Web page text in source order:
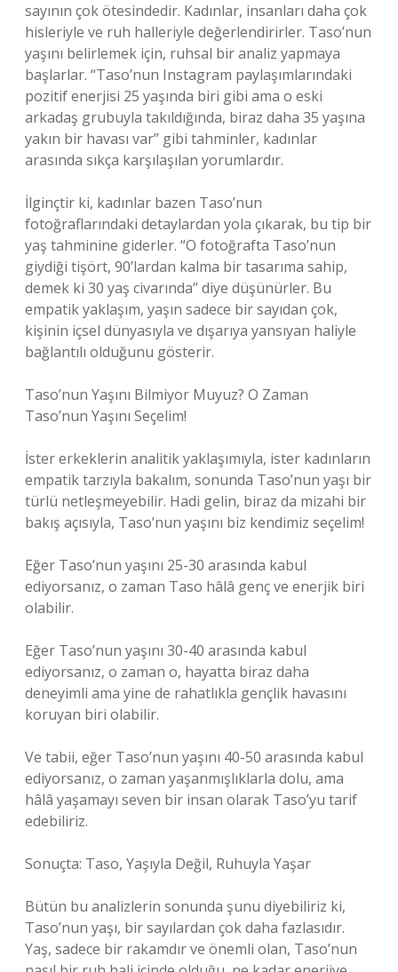
sayının çok ötesindedir. Kadınlar, insanları daha çok
hisleriyle ve ruh halleriyle değerlendirirler. Taso’nun
yaşını belirlemek için, ruhsal bir analiz yapmaya
başlarlar. “Taso’nun Instagram paylaşımlarındaki
pozitif enerjisi 25 yaşında biri gibi ama o eski
arkadaş grubuyla takıldığında, biraz daha 35 yaşına
yakın bir havası var” gibi tahminler, kadınlar
arasında sıkça karşılaşılan yorumlardır.
İlginçtir ki, kadınlar bazen Taso’nun
fotoğraflarındaki detaylardan yola çıkarak, bu tip bir
yaş tahminine giderler. “O fotoğrafta Taso’nun
giydiği tişört, 90’lardan kalma bir tasarıma sahip,
demek ki 30 yaş civarında” diye düşünürler. Bu
empatik yaklaşım, yaşın sadece bir sayıdan çok,
kişinin içsel dünyasıyla ve dışarıya yansıyan haliyle
bağlantılı olduğunu gösterir.
Taso’nun Yaşını Bilmiyor Muyuz? O Zaman
Taso’nun Yaşını Seçelim!
İster erkeklerin analitik yaklaşımıyla, ister kadınların
empatik tarzıyla bakalım, sonunda Taso’nun yaşı bir
türlü netleşmeyebilir. Hadi gelin, biraz da mizahi bir
bakış açısıyla, Taso’nun yaşını biz kendimiz seçelim!
Eğer Taso’nun yaşını 25-30 arasında kabul
ediyorsanız, o zaman Taso hâlâ genç ve enerjik biri
olabilir.
Eğer Taso’nun yaşını 30-40 arasında kabul
ediyorsanız, o zaman o, hayatta biraz daha
deneyimli ama yine de rahatlıkla gençlik havasını
koruyan biri olabilir.
Ve tabii, eğer Taso’nun yaşını 40-50 arasında kabul
ediyorsanız, o zaman yaşanmışlıklarla dolu, ama
hâlâ yaşamayı seven bir insan olarak Taso’yu tarif
edebiliriz.
Sonuçta: Taso, Yaşıyla Değil, Ruhuyla Yaşar
Bütün bu analizlerin sonunda şunu diyebiliriz ki,
Taso’nun yaşı, bir sayılardan çok daha fazlasıdır.
Yaş, sadece bir rakamdır ve önemli olan, Taso’nun